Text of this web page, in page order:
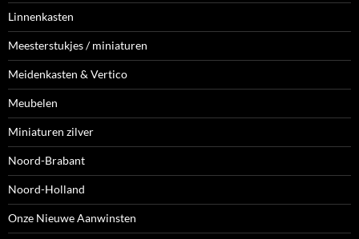
Linnenkasten
Meesterstukjes / miniaturen
Meidenkasten & Vertico
Meubelen
Miniaturen zilver
Noord-Brabant
Noord-Holland
Onze Nieuwe Aanwinsten